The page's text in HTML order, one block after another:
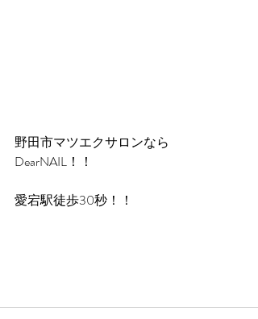
野田市マツエクサロンなら
DearNAIL！！
愛宕駅徒歩30秒！！